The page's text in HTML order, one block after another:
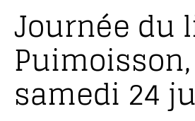
Journée du
Puimoisson,
samedi 24